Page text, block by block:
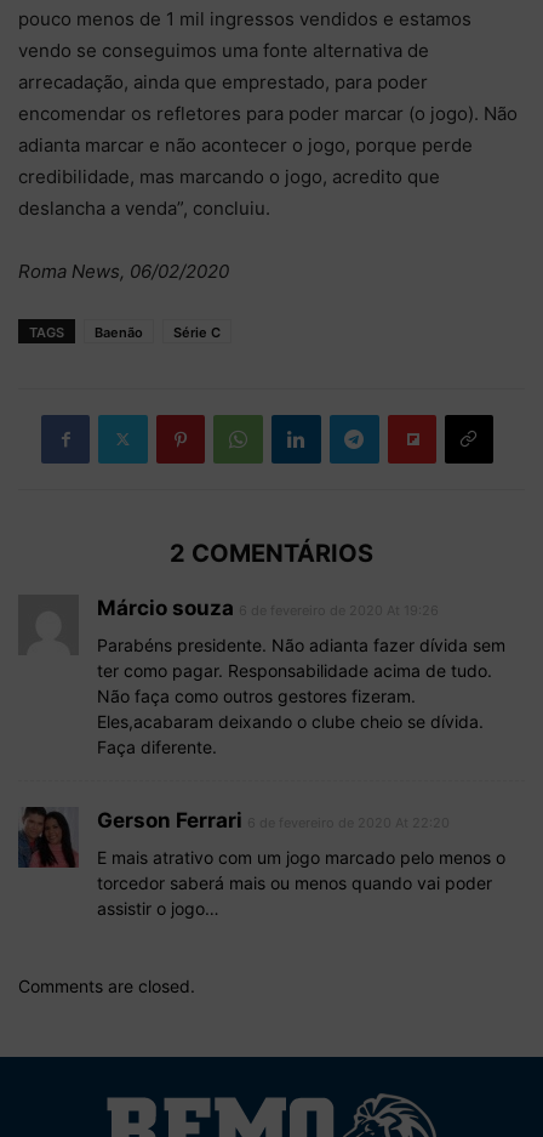
pouco menos de 1 mil ingressos vendidos e estamos
vendo se conseguimos uma fonte alternativa de
arrecadação, ainda que emprestado, para poder
encomendar os refletores para poder marcar (o jogo). Não
adianta marcar e não acontecer o jogo, porque perde
credibilidade, mas marcando o jogo, acredito que
deslancha a venda”, concluiu.
Roma News, 06/02/2020
TAGS Baenão Série C
2 COMENTÁRIOS
Márcio souza
Parabéns presidente. Não adianta fazer dívida sem
ter como pagar. Responsabilidade acima de tudo.
Não faça como outros gestores fizeram.
Eles,acabaram deixando o clube cheio se dívida.
Faça diferente.
Gerson Ferrari
E mais atrativo com um jogo marcado pelo menos o
torcedor saberá mais ou menos quando vai poder
assistir o jogo…
Comments are closed.